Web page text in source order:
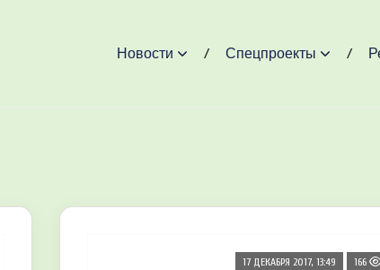
Новости Спецпроекты
17 ДЕКАБРЯ 2017, 13:49 166